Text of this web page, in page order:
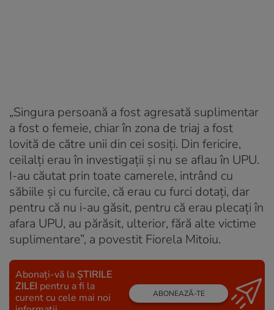
„Singura persoană a fost agresată suplimentar
a fost o femeie, chiar în zona de triaj a fost
lovită de către unii din cei sosiţi. Din fericire,
ceilalţi erau în investigaţii şi nu se aflau în UPU.
I-au căutat prin toate camerele, intrând cu
săbiile şi cu furcile, că erau cu furci dotaţi, dar
pentru că nu i-au găsit, pentru că erau plecaţi în
afara UPU, au părăsit, ulterior, fără alte victime
suplimentare”, a povestit Fiorela Mitoiu.
Abonați-vă la ȘTIRILE
ZILEI pentru a fi la
curent cu cele mai noi
ABONEAZĂ-TE